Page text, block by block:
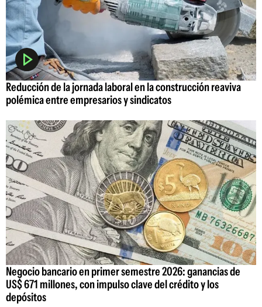
Reducción de la jornada laboral en la construcción reaviva
polémica entre empresarios y sindicatos
Negocio bancario en primer semestre 2026: ganancias de
US$ 671 millones, con impulso clave del crédito y los
depósitos